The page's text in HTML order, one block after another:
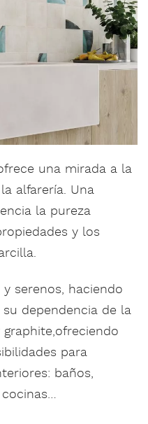
una mirada a la
alfarería. Una
la pureza
y los
serenos, haciendo
dependencia de la
para
baños,